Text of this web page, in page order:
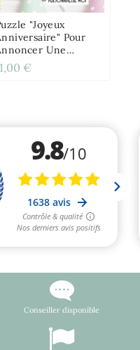
"Joyeux
Pour
Une
Ou Un
€
Conseiller disponible